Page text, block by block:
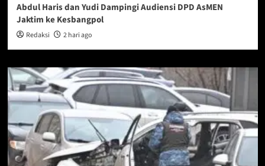
Abdul Haris dan Yudi Dampingi Audiensi DPD AsMEN
Jaktim ke Kesbangpol
Redaksi 2 hari ago